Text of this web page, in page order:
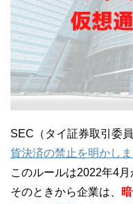
SEC（タイ証券取引委
貨決済の禁止を明かし
このルールは2022年4月
そのときから企業は、